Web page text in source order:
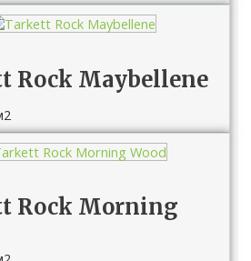
Rock Maybellene
Rock Morning